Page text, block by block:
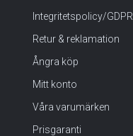
Integritetspolicy/GDPR
Retur & reklamation
Ångra köp
Mitt konto
Våra varumärken
Prisgaranti